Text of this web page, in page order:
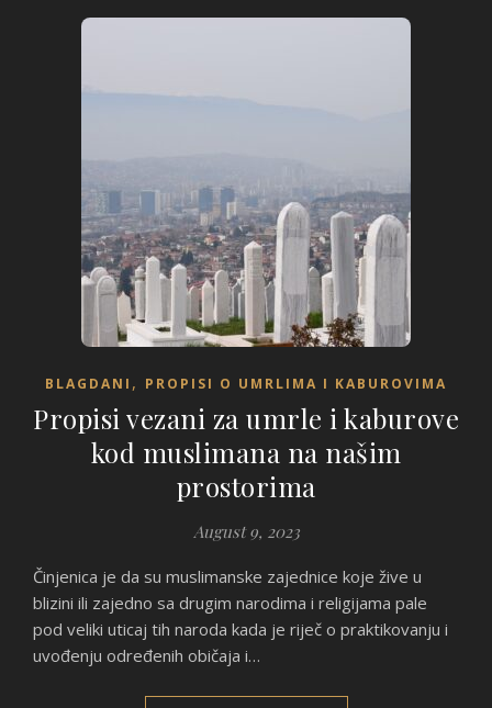
BLAGDANI , PROPISI O UMRLIMA I KABUROVIMA
Propisi vezani za umrle i kaburove
kod muslimana na našim
prostorima
August 9, 2023
Činjenica je da su muslimanske zajednice koje žive u
blizini ili zajedno sa drugim narodima i religijama pale
pod veliki uticaj tih naroda kada je riječ o praktikovanju i
uvođenju određenih običaja i…